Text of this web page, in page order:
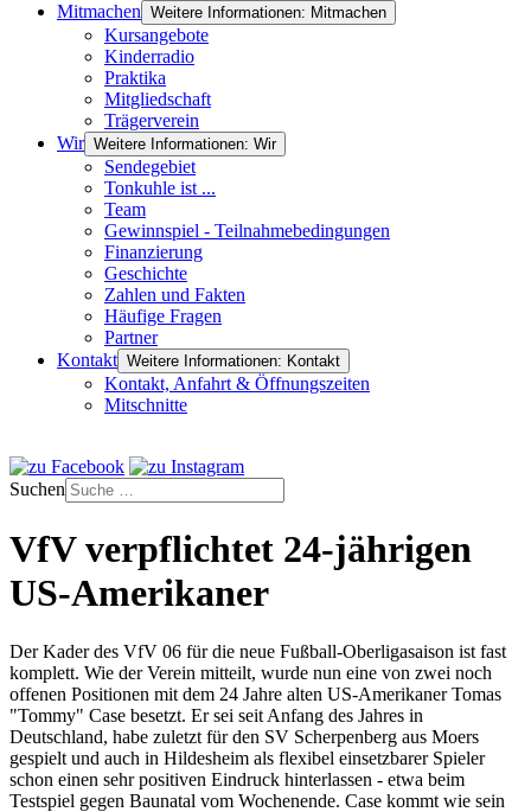
Mitmachen Weitere Informationen: Mitmachen
Kursangebote
Kinderradio
Praktika
Mitgliedschaft
Trägerverein
Wir Weitere Informationen: Wir
Sendegebiet
Tonkuhle ist ...
Team
Gewinnspiel - Teilnahmebedingungen
Finanzierung
Geschichte
Zahlen und Fakten
Häufige Fragen
Partner
Kontakt Weitere Informationen: Kontakt
Kontakt, Anfahrt & Öffnungszeiten
Mitschnitte
Suchen
VfV verpflichtet 24-jährigen
US-Amerikaner
Der Kader des VfV 06 für die neue Fußball-Oberligasaison ist fast
komplett. Wie der Verein mitteilt, wurde nun eine von zwei noch
offenen Positionen mit dem 24 Jahre alten US-Amerikaner Tomas
"Tommy" Case besetzt. Er sei seit Anfang des Jahres in
Deutschland, habe zuletzt für den SV Scherpenberg aus Moers
gespielt und auch in Hildesheim als flexibel einsetzbarer Spieler
schon einen sehr positiven Eindruck hinterlassen - etwa beim
Testspiel gegen Baunatal vom Wochenende. Case kommt wie sein